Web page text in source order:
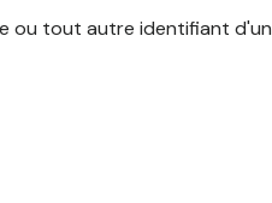
ou tout autre identifiant d'un